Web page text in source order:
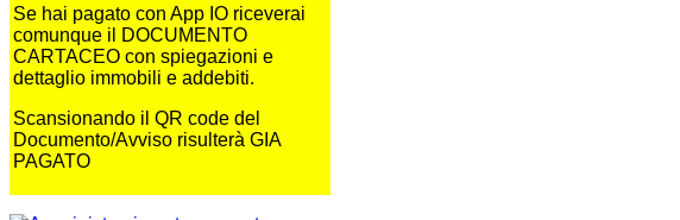
Se hai pagato con App IO riceverai
comunque il DOCUMENTO
CARTACEO con spiegazioni e
dettaglio immobili e addebiti.
Scansionando il QR code del
Documento/Avviso risulterà GIA
PAGATO